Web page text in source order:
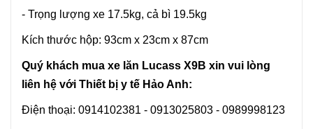
- Trọng lượng xe 17.5kg, cả bì 19.5kg
Kích thước hộp: 93cm x 23cm x 87cm
Quý khách mua xe lăn Lucass X9B xin vui lòng
liên hệ với Thiết bị y tế Hảo Anh:
Điện thoại: 0914102381 - 0913025803 - 0989998123